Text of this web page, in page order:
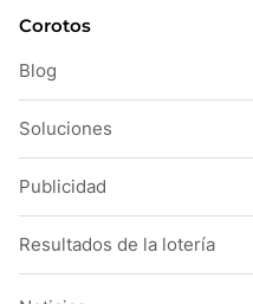
Corotos
Blog
Soluciones
Publicidad
Resultados de la lotería